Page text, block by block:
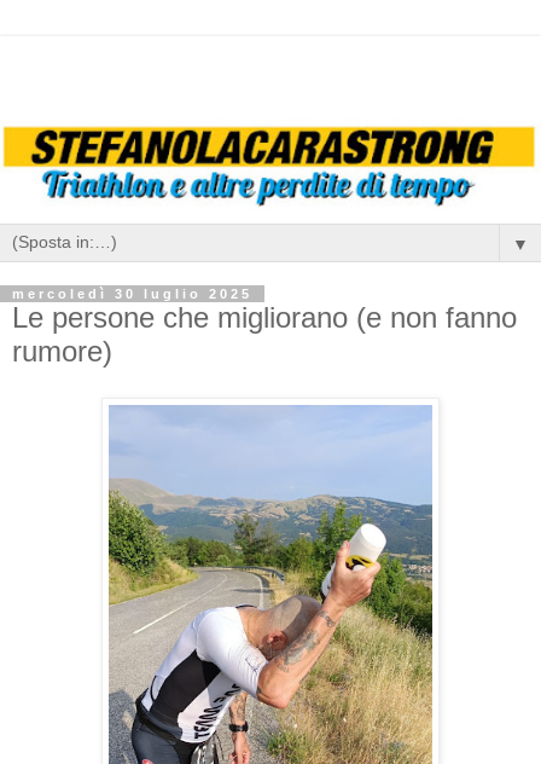
▼
mercoledì 30 luglio 2025
Le persone che migliorano (e non fanno
rumore)